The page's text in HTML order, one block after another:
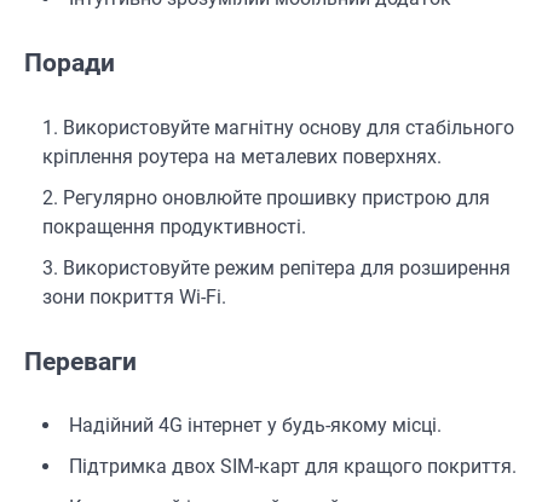
Поради
Використовуйте магнітну основу для стабільного
кріплення роутера на металевих поверхнях.
Регулярно оновлюйте прошивку пристрою для
покращення продуктивності.
Використовуйте режим репітера для розширення
зони покриття Wi-Fi.
Переваги
Надійний 4G інтернет у будь-якому місці.
Підтримка двох SIM-карт для кращого покриття.